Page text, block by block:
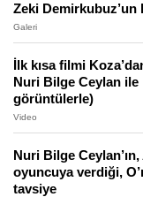
Zeki Demirkubuz’un
Galeri
İlk kısa filmi
Nuri Bilge Ceylan
görüntülerle)
Video
Nuri Bilge
oyuncuya verdiği,
tavsiye